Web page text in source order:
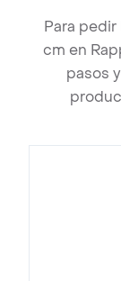
Para pedir
cm en
pasos